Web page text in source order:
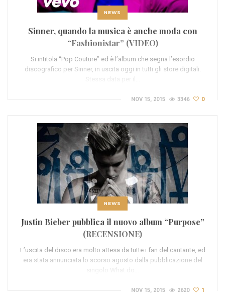
NEWS
Sinner, quando la musica è anche moda con
“Fashionistar” (VIDEO)
Si intitola “Pop Couture” ed è l’album che segna l’esordio
discografico per Sinner, in uscita oggi in tutti gli store digitali.
Stessa data per il…
NOV 15, 2015 3346 0
NEWS
Justin Bieber pubblica il nuovo album “Purpose”
(RECENSIONE)
L’uscita del disco era molto attesa da tutte i fan del cantante, ed
era stata annunciata lo scorso agosto dalla pubblicazione del
singolo What do…
NOV 15, 2015 2620 1